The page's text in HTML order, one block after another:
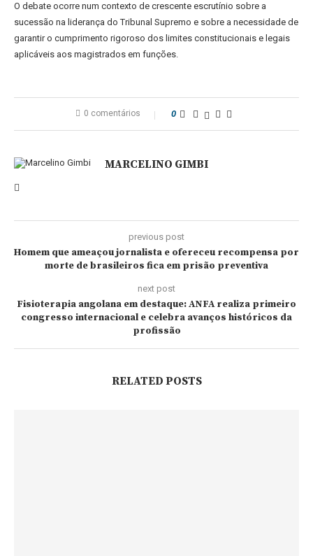
O debate ocorre num contexto de crescente escrutínio sobre a
sucessão na liderança do Tribunal Supremo e sobre a necessidade de
garantir o cumprimento rigoroso dos limites constitucionais e legais
aplicáveis aos magistrados em funções.
0 comentários 0
MARCELINO GIMBI
previous post
Homem que ameaçou jornalista e ofereceu recompensa por
morte de brasileiros fica em prisão preventiva
next post
Fisioterapia angolana em destaque: ANFA realiza primeiro
congresso internacional e celebra avanços históricos da
profissão
RELATED POSTS